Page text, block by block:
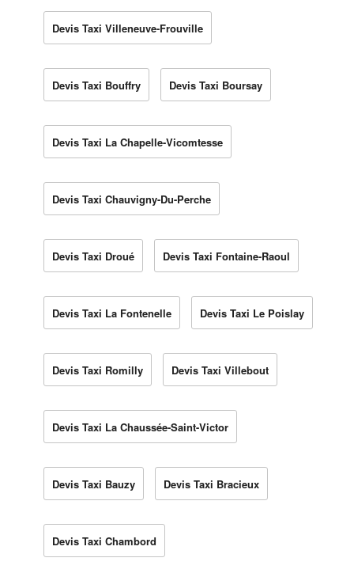
Devis Taxi Villeneuve-Frouville
Devis Taxi Bouffry Devis Taxi Boursay
Devis Taxi La Chapelle-Vicomtesse
Devis Taxi Chauvigny-Du-Perche
Devis Taxi Droué Devis Taxi Fontaine-Raoul
Devis Taxi La Fontenelle Devis Taxi Le Poislay
Devis Taxi Romilly Devis Taxi Villebout
Devis Taxi La Chaussée-Saint-Victor
Devis Taxi Bauzy Devis Taxi Bracieux
Devis Taxi Chambord